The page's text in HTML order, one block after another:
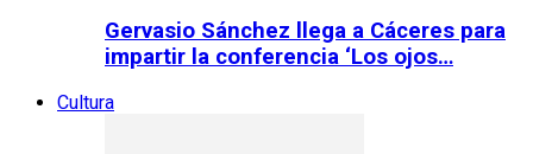
Gervasio Sánchez llega a Cáceres para
impartir la conferencia ‘Los ojos…
Cultura